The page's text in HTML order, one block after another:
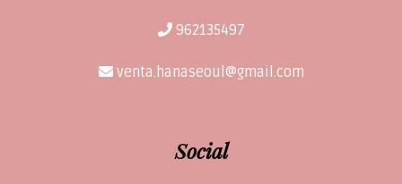
962135497
venta.hanaseoul@gmail.com
Social